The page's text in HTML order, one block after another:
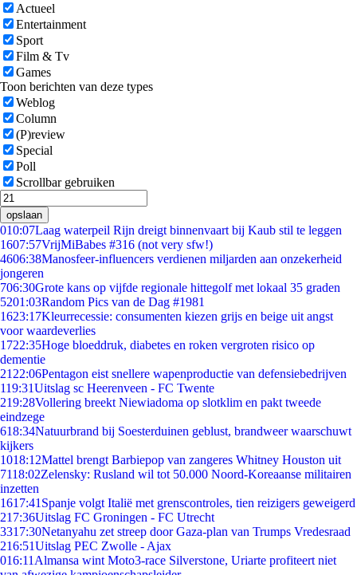
Actueel
Entertainment
Sport
Film & Tv
Games
Toon berichten van deze types
Weblog
Column
(P)review
Special
Poll
Scrollbar gebruiken
opslaan
010:07Laag waterpeil Rijn dreigt binnenvaart bij Kaub stil te leggen
1607:57VrijMiBabes #316 (not very sfw!)
4606:38Manosfeer-influencers verdienen miljarden aan onzekerheid
jongeren
706:30Grote kans op vijfde regionale hittegolf met lokaal 35 graden
5201:03Random Pics van de Dag #1981
1623:17Kleurrecessie: consumenten kiezen grijs en beige uit angst
voor waardeverlies
1722:35Hoge bloeddruk, diabetes en roken vergroten risico op
dementie
21 22:06Pentagon eist snellere wapenproductie van defensiebedrijven
119:31Uitslag sc Heerenveen - FC Twente
219:28Vollering breekt Niewiadoma op slotklim en pakt tweede
eindzege
618:34Natuurbrand bij Soesterduinen geblust, brandweer waarschuwt
kijkers
1018:12Mattel brengt Barbiepop van zangeres Whitney Houston uit
7118:02Zelensky: Rusland wil tot 50.000 Noord-Koreaanse militairen
inzetten
1617:41 Spanje volgt Italië met grenscontroles, tien reizigers geweigerd
217:36Uitslag FC Groningen - FC Utrecht
3317:30Netanyahu zet streep door Gaza-plan van Trumps Vredesraad
216:51Uitslag PEC Zwolle - Ajax
016:11 Almansa wint Moto3-race Silverstone, Uriarte profiteert niet